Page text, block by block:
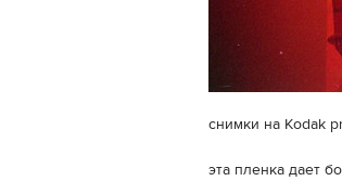
снимки на Kodak
эта пленка дает